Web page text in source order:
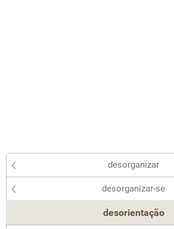
desorganizar
desorganizar-se
desorientação